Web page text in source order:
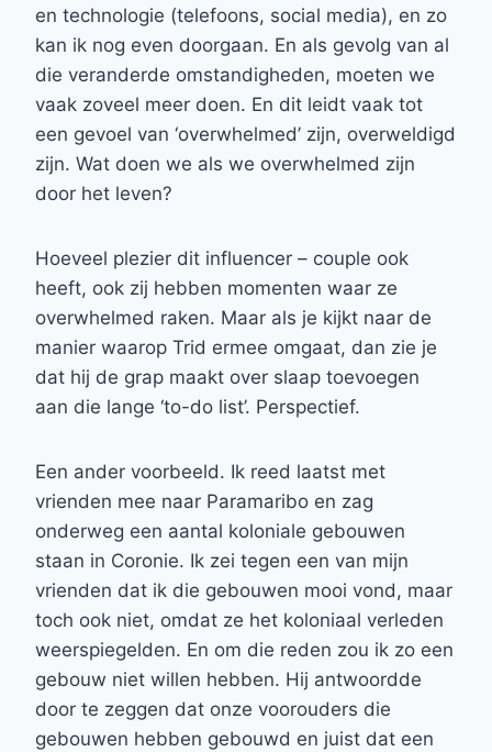
en technologie (telefoons, social media), en zo
kan ik nog even doorgaan. En als gevolg van al
die veranderde omstandigheden, moeten we
vaak zoveel meer doen. En dit leidt vaak tot
een gevoel van ‘overwhelmed’ zijn, overweldigd
zijn. Wat doen we als we overwhelmed zijn
door het leven?
Hoeveel plezier dit influencer – couple ook
heeft, ook zij hebben momenten waar ze
overwhelmed raken. Maar als je kijkt naar de
manier waarop Trid ermee omgaat, dan zie je
dat hij de grap maakt over slaap toevoegen
aan die lange ‘to-do list’. Perspectief.
Een ander voorbeeld. Ik reed laatst met
vrienden mee naar Paramaribo en zag
onderweg een aantal koloniale gebouwen
staan in Coronie. Ik zei tegen een van mijn
vrienden dat ik die gebouwen mooi vond, maar
toch ook niet, omdat ze het koloniaal verleden
weerspiegelden. En om die reden zou ik zo een
gebouw niet willen hebben. Hij antwoordde
door te zeggen dat onze voorouders die
gebouwen hebben gebouwd en juist dat een